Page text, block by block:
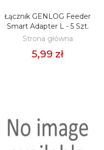
DODAJ DO KOSZYKA
Łącznik GENLOG Feeder
Smart Adapter L - 5 Szt.
Strona główna
5,99 zł